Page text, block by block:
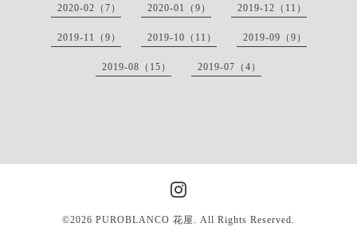
2020-02（7） 2020-01（9） 2019-12（11）
2019-11（9） 2019-10（11） 2019-09（9）
2019-08（15） 2019-07（4）
©2026 PUROBLANCO 花屋 . All Rights Reserved.